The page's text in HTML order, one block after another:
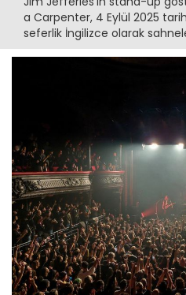
a Carpenter, 4 Eylül 2025
seferlik İngilizce olarak